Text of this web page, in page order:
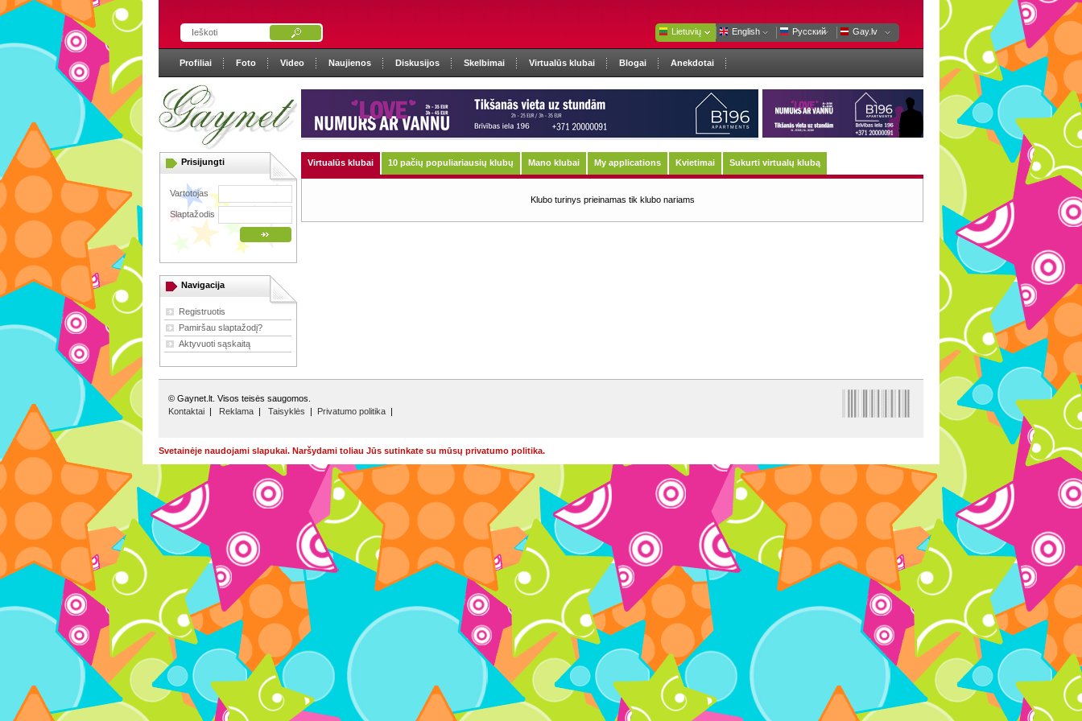
Lietuvių English Русский Gay.lv
Profiliai Foto Video Naujienos Diskusijos Skelbimai Virtualūs klubai Blogai Anekdotai
Prisijungti
Vartotojas
Slaptažodis
Navigacija
Registruotis
Pamiršau slaptažodį?
Aktyvuoti sąskaitą
Virtualūs klubai 10 pačių populiariausių klubų Mano klubai My applications Kvietimai Sukurti virtualų klubą
Klubo turinys prieinamas tik klubo nariams
© Gaynet.lt. Visos teisės saugomos.
Kontaktai | Reklama | Taisyklės | Privatumo politika |
Svetainėje naudojami slapukai. Naršydami toliau Jūs sutinkate su mūsų privatumo politika.